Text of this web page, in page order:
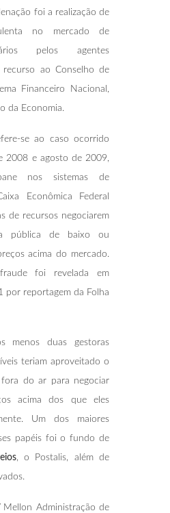
foi a realização de
no mercado de
pelos agentes
recurso ao Conselho de
Financeiro Nacional,
da Economia.
se ao caso ocorrido
2008 e agosto de 2009,
nos sistemas de
Econômica Federal
de recursos negociarem
pública de baixo ou
acima do mercado.
foi revelada em
por reportagem da Folha
menos duas gestoras
teriam aproveitado o
fora do ar para negociar
acima dos que eles
Um dos maiores
papéis foi o fundo de
, o Postalis, além de
Mellon Administração de